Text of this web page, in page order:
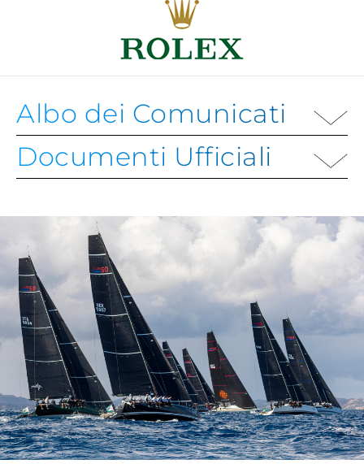
Albo dei Comunicati
ALBO DEI COMUNICATI
Documenti Ufficiali
Modulo di Iscrizione
Insurance Declaration
Parent Guardian form
Appendix Bravo - Coastal